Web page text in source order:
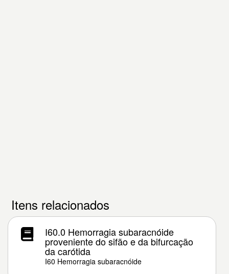
Itens relacionados
I60.0 Hemorragia subaracnóide
proveniente do sifão e da bifurcação
da carótida
I60 Hemorragia subaracnóide